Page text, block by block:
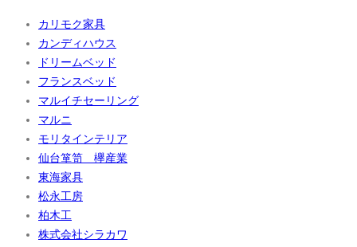
カリモク家具
カンディハウス
ドリームベッド
フランスベッド
マルイチセーリング
マルニ
モリタインテリア
仙台箪笥 欅産業
東海家具
松永工房
柏木工
株式会社シラカワ